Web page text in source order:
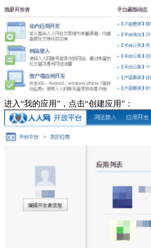
进入“我的应用”，点击“创建应用”：